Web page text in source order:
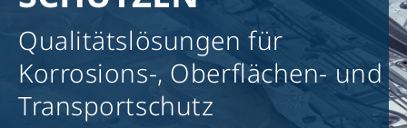
Qualitätslösungen für
Korrosions-, Oberflächen- und
Transportschutz